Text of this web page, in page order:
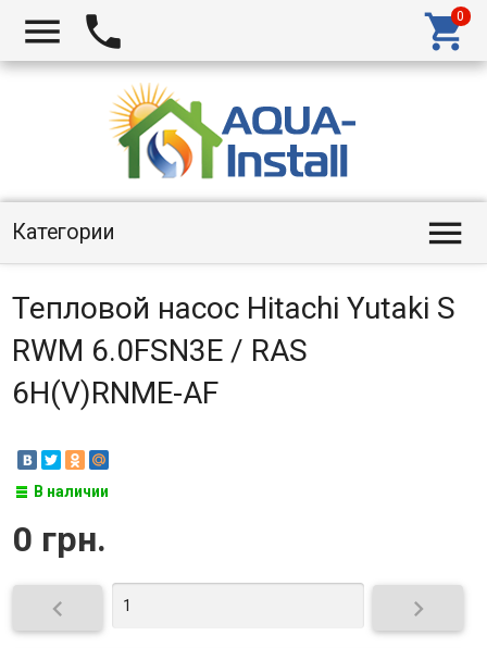
  
Категории 
Тепловой насос Hitachi Yutaki S
RWM 6.0FSN3E / RAS
6H(V)RNME-AF
В наличии
0 грн.
 